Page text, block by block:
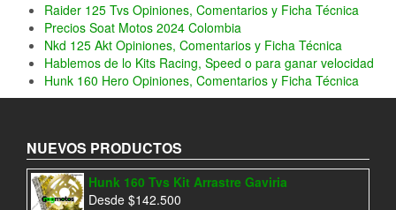
Raider 125 Tvs Opiniones, Comentarios y Ficha Técnica
Precios Soat Motos 2024 Colombia
Nkd 125 Akt Opiniones, Comentarios y Ficha Técnica
Hablemos de lo Kits Racing, Speed o para ganar velocidad
Hunk 160 Hero Opiniones, Comentarios y Ficha Técnica
NUEVOS PRODUCTOS
Hunk 160 Tvs Kit Arrastre Gaviria
Desde $142.500